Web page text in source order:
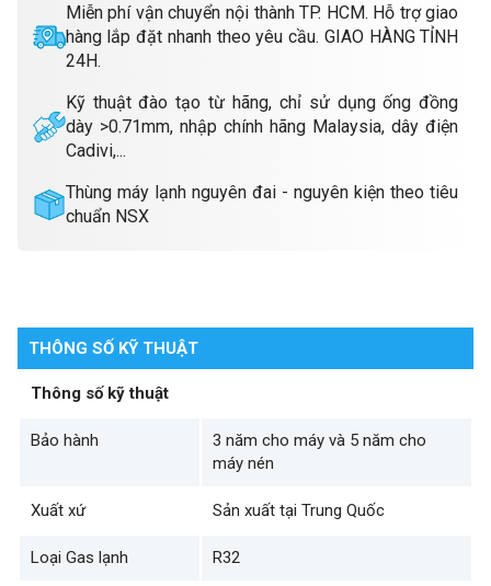
Miễn phí vận chuyển nội thành TP. HCM. Hỗ trợ giao
hàng lắp đặt nhanh theo yêu cầu. GIAO HÀNG TỈNH
24H.
Kỹ thuật đào tạo từ hãng, chỉ sử dụng ống đồng
dày >0.71mm, nhập chính hãng Malaysia, dây điện
Cadivi,...
Thùng máy lạnh nguyên đai - nguyên kiện theo tiêu
chuẩn NSX
THÔNG SỐ KỸ THUẬT
Thông số kỹ thuật
Bảo hành
3 năm cho máy và 5 năm cho
máy nén
Xuất xứ Sản xuất tại Trung Quốc
Loại Gas lạnh R32